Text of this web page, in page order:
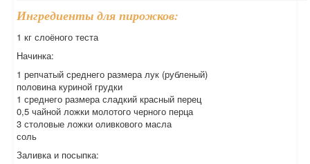
Ингредиенты для пирожков:
1 кг слоёного теста
Начинка:
1 репчатый среднего размера лук (рубленый)
половина куриной грудки
1 среднего размера сладкий красный перец
0,5 чайной ложки молотого черного перца
3 столовые ложки оливкового масла
соль
Заливка и посыпка: